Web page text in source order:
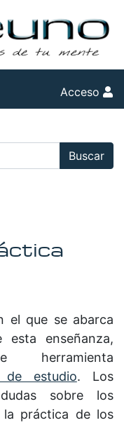
Acceso
Buscar
el que se abarca
enseñanza,
herramienta
de estudio. Los
sobre los
la práctica de los